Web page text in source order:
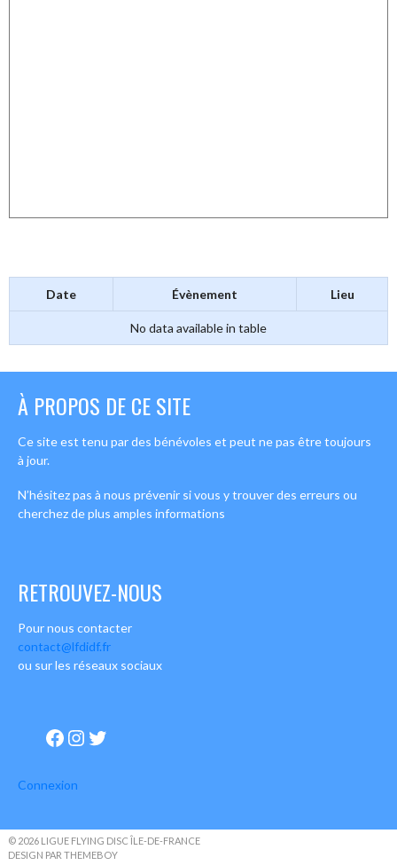
Date Évènement Lieu
No data available in table
À PROPOS DE CE SITE
Ce site est tenu par des bénévoles et peut ne pas être toujours
à jour.
N’hésitez pas à nous prévenir si vous y trouver des erreurs ou
cherchez de plus amples informations
RETROUVEZ-NOUS
Pour nous contacter
contact@lfdidf.fr
ou sur les réseaux sociaux
Facebook
Instagram
Twitter
Connexion
© 2026 LIGUE FLYING DISC ÎLE-DE-FRANCE
DESIGN PAR THEMEBOY